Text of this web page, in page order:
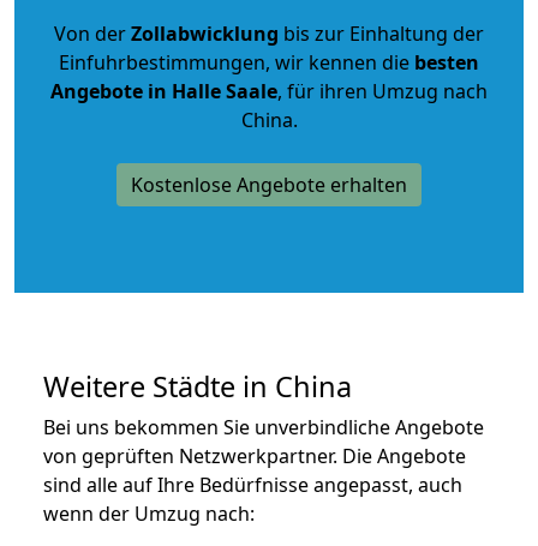
Von derZollabwicklung bis zur Einhaltung der
Einfuhrbestimmungen, wir kennen die besten
Angebote in Halle Saale, für ihren Umzug nach
China.
Kostenlose Angebote erhalten
Weitere Städte in China
Bei uns bekommen Sie unverbindliche Angebote
von geprüften Netzwerkpartner. Die Angebote
sind alle auf Ihre Bedürfnisse angepasst, auch
wenn der Umzug nach: